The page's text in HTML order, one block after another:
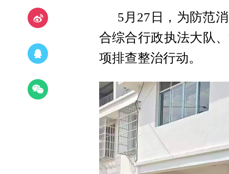
5月27日，为防范
合综合行政执法大队
项排查整治行动。